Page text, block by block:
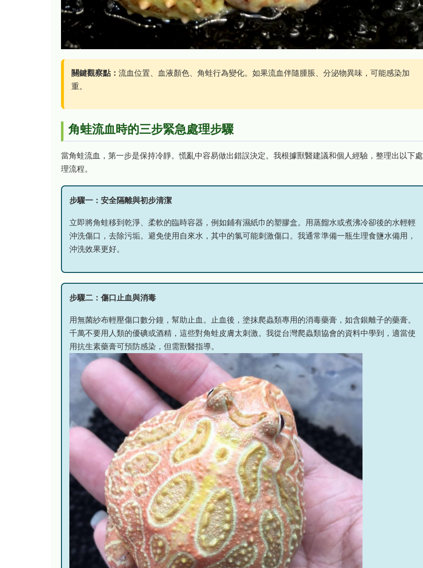
關鍵觀察點： 流血位置、血液顏色、角蛙行為變化。如果流血伴隨腫脹、分泌物異味，可能感染加
重。
角蛙流血時的三步緊急處理步驟
當角蛙流血，第一步是保持冷靜。慌亂中容易做出錯誤決定。我根據獸醫建議和個人經驗，整理出以下處
理流程。
步驟一：安全隔離與初步清潔
立即將角蛙移到乾淨、柔軟的臨時容器，例如鋪有濕紙巾的塑膠盒。用蒸餾水或煮沸冷卻後的水輕輕
沖洗傷口，去除污垢。避免使用自來水，其中的氯可能刺激傷口。我通常準備一瓶生理食鹽水備用，
沖洗效果更好。
步驟二：傷口止血與消毒
用無菌紗布輕壓傷口數分鐘，幫助止血。止血後，塗抹爬蟲類專用的消毒藥膏，如含銀離子的藥膏。
千萬不要用人類的優碘或酒精，這些對角蛙皮膚太刺激。我從台灣爬蟲類協會的資料中學到，適當使
用抗生素藥膏可預防感染，但需獸醫指導。